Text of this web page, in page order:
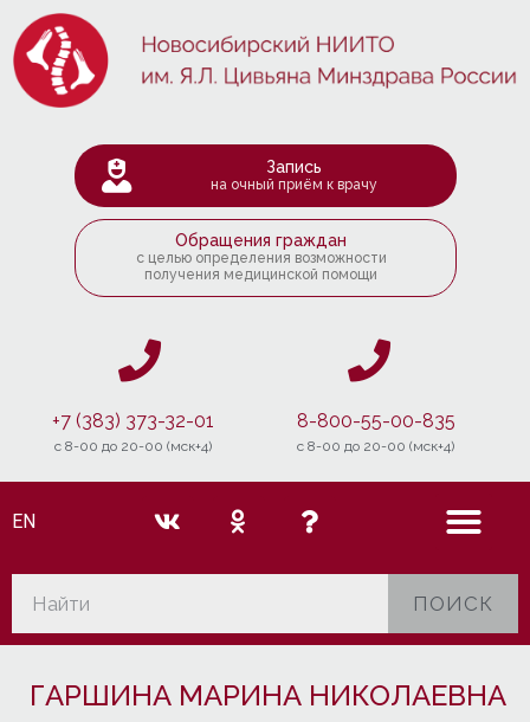
Запись
на очный приём к врачу
Обращения граждан
с целью определения возможности
получения медицинской помощи
+7 (383) 373-32-01
c 8-00 до 20-00 (мск+4)
8-800-55-00-835
c 8-00 до 20-00 (мск+4)
EN
ПОИСК
ГАРШИНА МАРИНА НИКОЛАЕВНА